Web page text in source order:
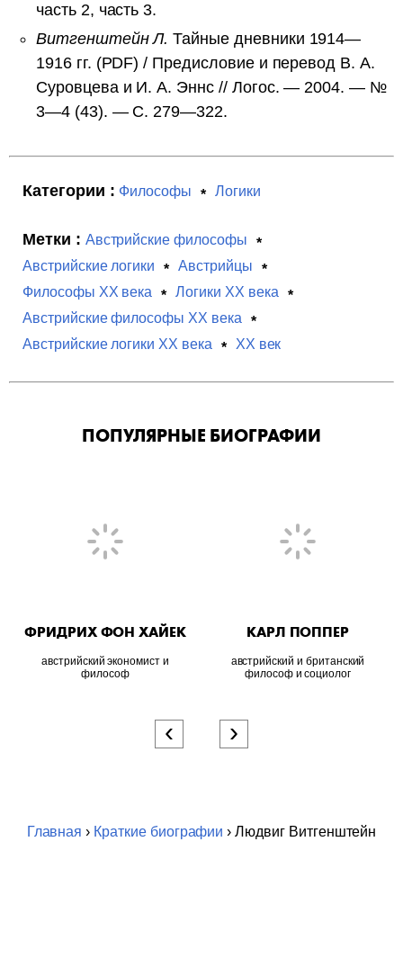
часть 2, часть 3.
Витгенштейн Л. Тайные дневники 1914—
1916 гг. (PDF) / Предисловие и перевод В. А.
Суровцева и И. А. Эннс // Логос. — 2004. — №
3—4 (43). — С. 279—322.
Категории : Философы Логики
Метки : Австрийские философы
Австрийские логики
Австрийцы
Философы XX века
Логики XX века
Австрийские философы XX века
Австрийские логики XX века
XX век
ПОПУЛЯРНЫЕ БИОГРАФИИ
ФРИДРИХ ФОН ХАЙЕК
австрийский экономист и
философ
КАРЛ ПОППЕР
австрийский и британский
философ и социолог
‹ ›
Главная › Краткие биографии › Людвиг Витгенштейн